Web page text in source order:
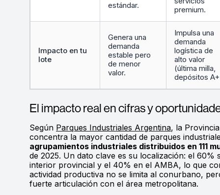
estándar.
premium.
Impacto en tu
lote
Genera una
demanda
estable pero
de menor
valor.
Impulsa una
demanda
logística de
alto valor
(última milla,
depósitos
El impacto real en cifras y
Según Parques Industriales Argentina, la
concentra la mayor cantidad de parques
agrupamientos industriales distribuidos en 111
de 2025. Un dato clave es su localización: el 60%
interior provincial y el 40% en el AMBA, lo que
actividad productiva no se limita al conurbano,
fuerte articulación con el área metropolitana.